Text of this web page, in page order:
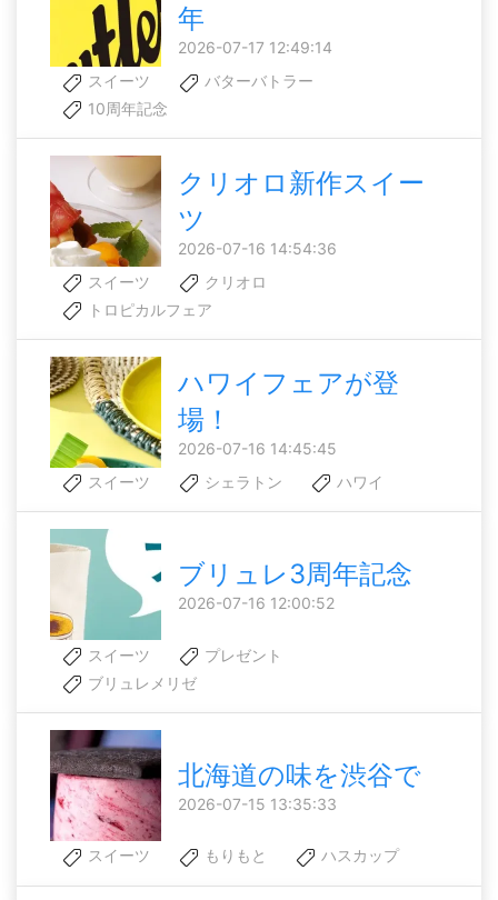
年
2026-07-17 12:49:14
スイーツ
バターバトラー
10周年記念
クリオロ新作スイー
ツ
2026-07-16 14:54:36
スイーツ
クリオロ
トロピカルフェア
ハワイフェアが登
場！
2026-07-16 14:45:45
スイーツ
シェラトン ハワイ
ブリュレ3周年記念
2026-07-16 12:00:52
スイーツ
プレゼント
ブリュレメリゼ
北海道の味を渋谷で
2026-07-15 13:35:33
スイーツ もりもと ハスカップ